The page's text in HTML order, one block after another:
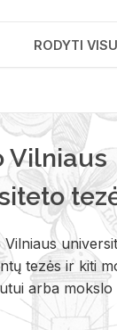
RODYTI
Vilniaus
tezės ir kiti
arba mokslo